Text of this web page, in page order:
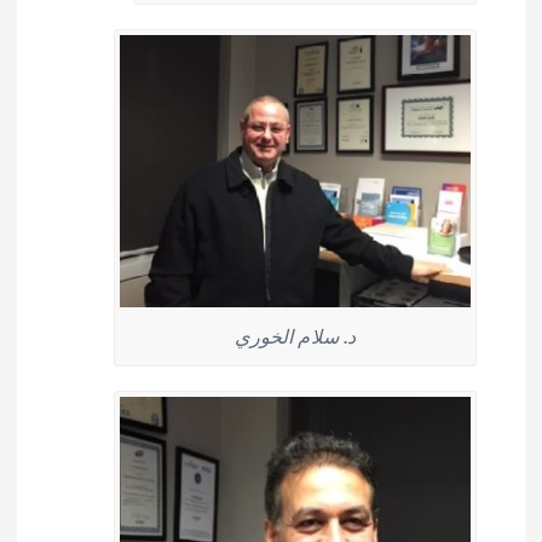
د. سلام الخوري